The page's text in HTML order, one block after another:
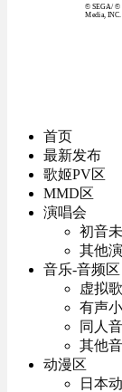
© SEGA / ©
Media,
首页
最新发布
歌姬PV区
MMD区
演唱会
初音
其他
音乐-音频区
虚拟
有声
同人
其他
动漫区
日本